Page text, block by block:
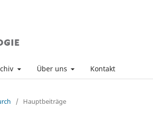
Über uns Kontakt
/ Hauptbeiträge